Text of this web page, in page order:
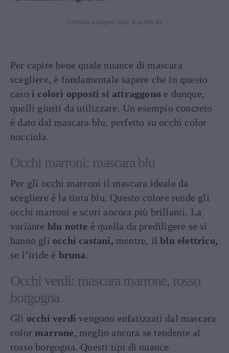
Per capire bene quale nuance di mascara
scegliere, è fondamentale sapere che in questo
caso i colori opposti si attraggono e dunque,
quelli giusti da utilizzare. Un esempio concreto
è dato dal mascara blu, perfetto su occhi color
nocciola.
Occhi marroni: mascara blu
Per gli occhi marroni il mascara ideale da
scegliere è la tinta blu. Questo colore rende gli
occhi marroni e scuri ancora più brillanti. La
variante blu notte è quella da prediligere se si
hanno gli occhi castani, mentre, ilblu elettrico,
se l’iride è bruna.
Occhi verdi: mascara marrone, rosso
borgogna
Gli occhi verdi vengono enfatizzati dal mascara
color marrone, meglio ancora se tendente al
rosso borgogna. Questi tipi di nuance